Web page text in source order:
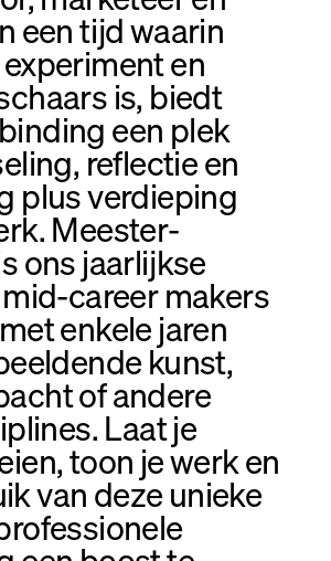
een tijd waarin
en
is, biedt
een plek
reflectie en
plus verdieping
Meester­
ons jaarlijkse
career makers
enkele jaren
kunst,
of andere
Laat je
toon je werk en
van deze unieke